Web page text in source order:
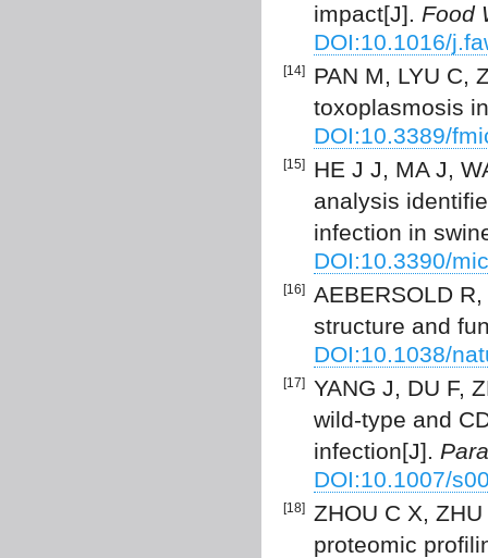
impact[J]. Food
DOI:10.1016/
[14]
PAN M, LYU C,
toxoplasmosis
DOI:10.3389/
[15]
HE J J, MA J,
analysis
infection in
DOI:10.3390/
[16]
AEBERSOLD
structure and
DOI:10.1038/
[17]
YANG J, DU F,
wild-type and
infection[J].
DOI:10.1007/
[18]
ZHOU C X,
proteomic